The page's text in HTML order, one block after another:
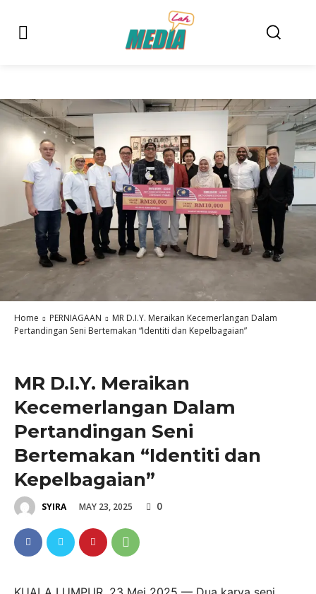
Home PERNIAGAAN
MR D.I.Y. Meraikan Kecemerlangan Dalam
Pertandingan Seni Bertemakan “Identiti dan Kepelbagaian”
MR D.I.Y. Meraikan
Kecemerlangan Dalam
Pertandingan Seni
Bertemakan “Identiti dan
Kepelbagaian”
SYIRA MAY 23, 2025 0